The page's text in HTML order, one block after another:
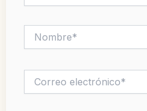
electrónico*